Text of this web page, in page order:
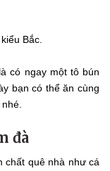
Bắc.
có ngay một tô bún
bạn có thể ăn cùng
đà
chất quê nhà như cá